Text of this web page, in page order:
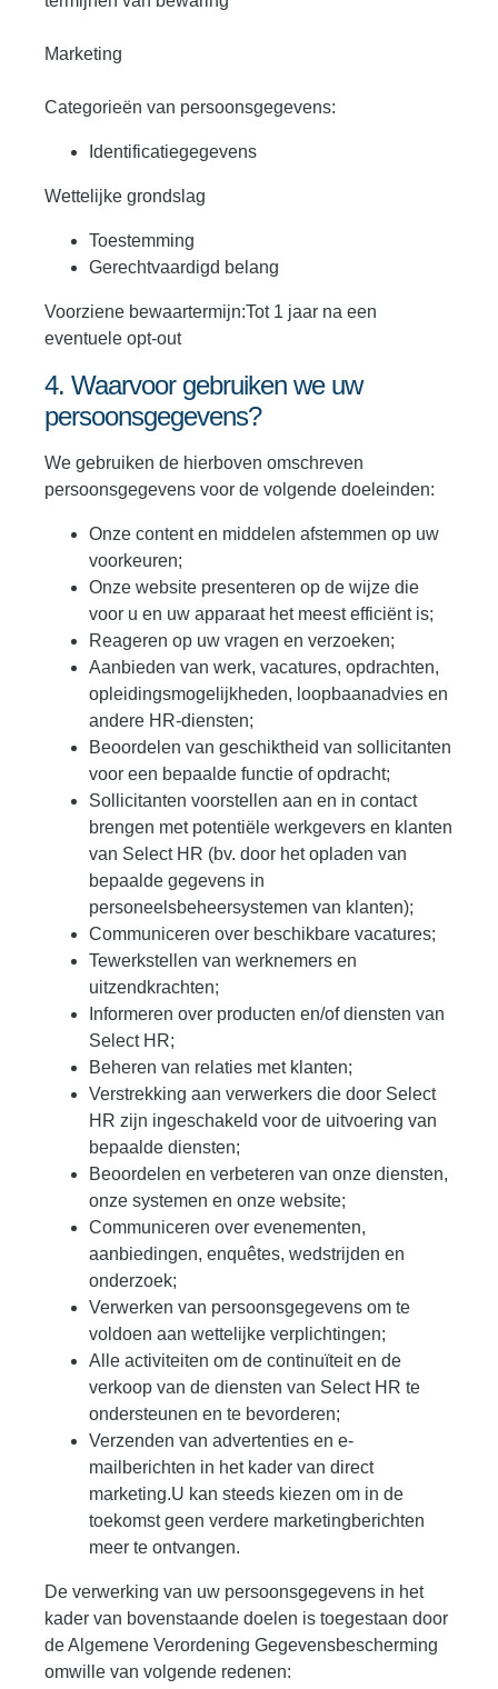
Marketing
Categorieën van persoonsgegevens:
Identificatiegegevens
Wettelijke grondslag
Toestemming
Gerechtvaardigd belang
Voorziene bewaartermijn:Tot 1 jaar na een
eventuele opt-out
4. Waarvoor gebruiken we uw
persoonsgegevens?
We gebruiken de hierboven omschreven
persoonsgegevens voor de volgende doeleinden:
Onze content en middelen afstemmen op uw
voorkeuren;
Onze website presenteren op de wijze die
voor u en uw apparaat het meest efficiënt is;
Reageren op uw vragen en verzoeken;
Aanbieden van werk, vacatures, opdrachten,
opleidingsmogelijkheden, loopbaanadvies en
andere HR-diensten;
Beoordelen van geschiktheid van sollicitanten
voor een bepaalde functie of opdracht;
Sollicitanten voorstellen aan en in contact
brengen met potentiële werkgevers en klanten
van Select HR (bv. door het opladen van
bepaalde gegevens in
personeelsbeheersystemen van klanten);
Communiceren over beschikbare vacatures;
Tewerkstellen van werknemers en
uitzendkrachten;
Informeren over producten en/of diensten van
Select HR;
Beheren van relaties met klanten;
Verstrekking aan verwerkers die door Select
HR zijn ingeschakeld voor de uitvoering van
bepaalde diensten;
Beoordelen en verbeteren van onze diensten,
onze systemen en onze website;
Communiceren over evenementen,
aanbiedingen, enquêtes, wedstrijden en
onderzoek;
Verwerken van persoonsgegevens om te
voldoen aan wettelijke verplichtingen;
Alle activiteiten om de continuïteit en de
verkoop van de diensten van Select HR te
ondersteunen en te bevorderen;
Verzenden van advertenties en e-
mailberichten in het kader van direct
marketing.U kan steeds kiezen om in de
toekomst geen verdere marketingberichten
meer te ontvangen.
De verwerking van uw persoonsgegevens in het
kader van bovenstaande doelen is toegestaan door
de Algemene Verordening Gegevensbescherming
omwille van volgende redenen: